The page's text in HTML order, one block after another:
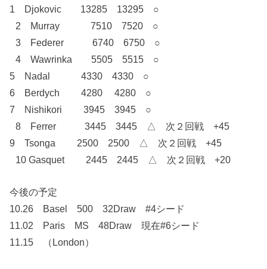
1 Djokovic 13285 13295 ○
2 Murray 7510 7520 ○
3 Federer 6740 6750 ○
4 Wawrinka 5505 5515 ○
5 Nadal 4330 4330 ○
6 Berdych 4280 4280 ○
7 Nishikori 3945 3945 ○
8 Ferrer 3445 3445 △ 次２回戦 +45
9 Tsonga 2500 2500 △ 次２回戦 +45
10 Gasquet 2445 2445 △ 次２回戦 +20
今後の予定
10.26 Basel 500 32Draw #4シード
11.02 Paris MS 48Draw 現在#6シード
11.15 （London）